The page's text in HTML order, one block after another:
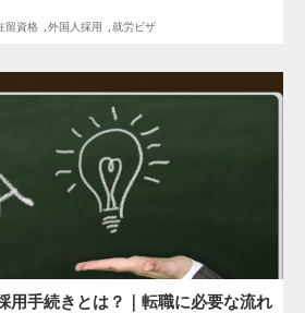
留資格 外国人採用 就労ビザ
用手続きとは？｜転職に必要な流れ